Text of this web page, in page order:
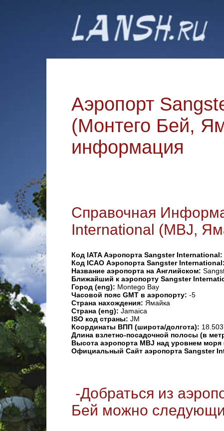
Аэропорт
(Монтего Бей,
информация
Справочная
International (MBJ,
Код IATA Аэропорта Sangster International:
Код ICAO Аэропорта Sangster International:
Название аэропорта на Английском:
Ближайший к аэропорту Sangster
Город (eng): Montego Bay
Часовой пояс GMT в аэропорту: -5
Страна нахождения: Ямайка
Страна (eng): Jamaica
ISO код страны: JM
Координаты ВПП (широта/долгота):
Длина взлетно-посадочной полосы (в
Высота аэропорта MBJ над уровнем
Официальный Сайт аэропорта Sangster
-Добраться из
Бей можно